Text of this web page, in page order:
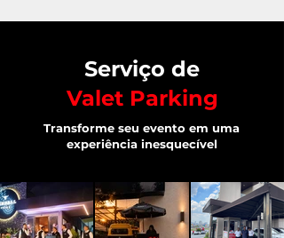
Serviço de
Valet Parking
Transforme seu evento em uma
experiência inesquecível